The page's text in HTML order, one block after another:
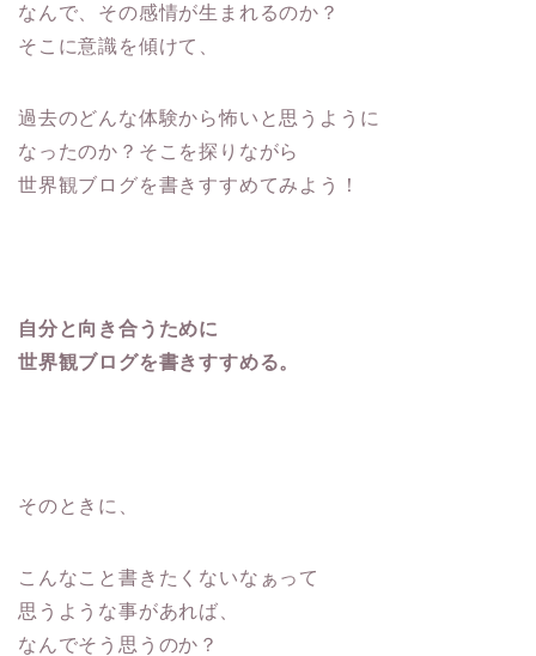
なんで、その感情が生まれるのか？
そこに意識を傾けて、
過去のどんな体験から怖いと思うように
なったのか？そこを探りながら
世界観ブログを書きすすめてみよう！
自分と向き合うために
世界観ブログを書きすすめる。
そのときに、
こんなこと書きたくないなぁって
思うような事があれば、
なんでそう思うのか？